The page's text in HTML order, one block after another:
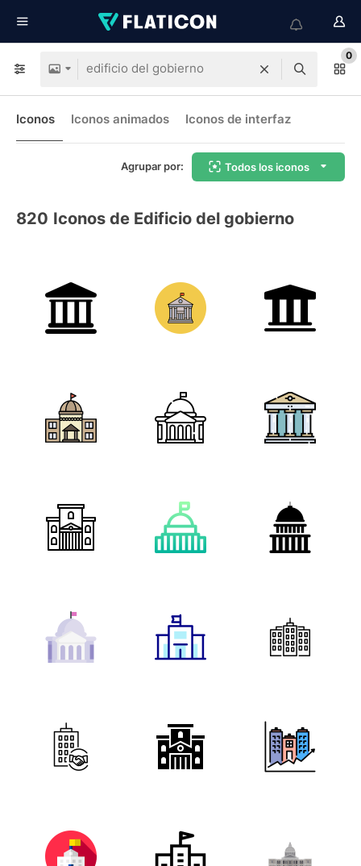
0
Iconos Iconos animados Iconos de interfaz
Agrupar por: Todos los iconos
820 Iconos de Edificio del gobierno